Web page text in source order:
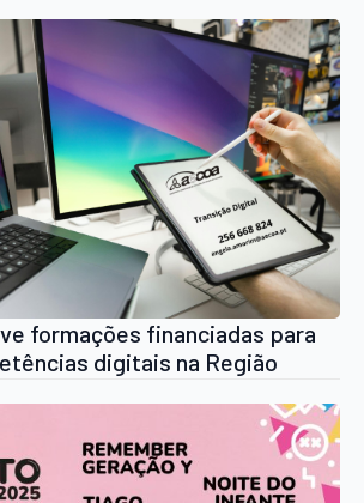
formações financiadas para
digitais na Região